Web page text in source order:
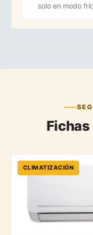
solo en modo
CLIMATIZACIÓN